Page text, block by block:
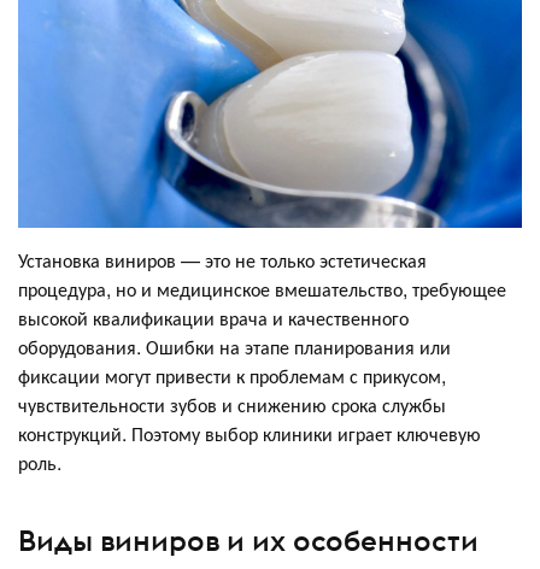
Установка виниров — это не только эстетическая
процедура, но и медицинское вмешательство, требующее
высокой квалификации врача и качественного
оборудования. Ошибки на этапе планирования или
фиксации могут привести к проблемам с прикусом,
чувствительности зубов и снижению срока службы
конструкций. Поэтому выбор клиники играет ключевую
роль.
Виды виниров и их особенности